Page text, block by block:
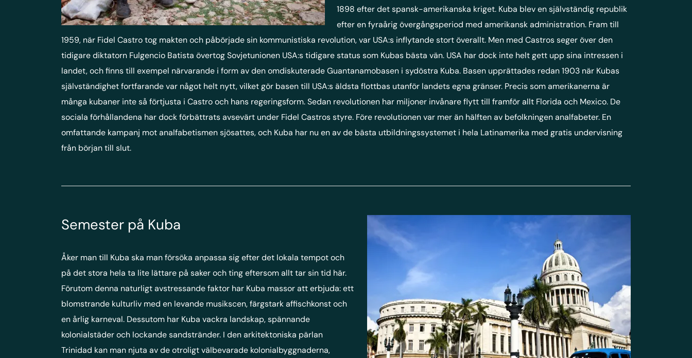
1898 efter det spansk-amerikanska kriget. Kuba blev en självständig republik
efter en fyraårig övergångsperiod med amerikansk administration. Fram till
1959, när Fidel Castro tog makten och påbörjade sin kommunistiska revolution, var USA:s inflytande stort överallt. Men med Castros seger över den
tidigare diktatorn Fulgencio Batista övertog Sovjetunionen USA:s tidigare status som Kubas bästa vän. USA har dock inte helt gett upp sina intressen i
landet, och finns till exempel närvarande i form av den omdiskuterade Guantanamobasen i sydöstra Kuba. Basen upprättades redan 1903 när Kubas
självständighet fortfarande var något helt nytt, vilket gör basen till USA:s äldsta flottbas utanför landets egna gränser. Precis som amerikanerna är
många kubaner inte så förtjusta i Castro och hans regeringsform. Sedan revolutionen har miljoner invånare flytt till framför allt Florida och Mexico. De
sociala förhållandena har dock förbättrats avsevärt under Fidel Castros styre. Före revolutionen var mer än hälften av befolkningen analfabeter. En
omfattande kampanj mot analfabetismen sjösattes, och Kuba har nu en av de bästa utbildningssystemet i hela Latinamerika med gratis undervisning
från början till slut.
Semester på Kuba
Åker man till Kuba ska man försöka anpassa sig efter det lokala tempot och
på det stora hela ta lite lättare på saker och ting eftersom allt tar sin tid här.
Förutom denna naturligt avstressande faktor har Kuba massor att erbjuda: ett
blomstrande kulturliv med en levande musikscen, färgstark affischkonst och
en årlig karneval. Dessutom har Kuba vackra landskap, spännande
kolonialstäder och lockande sandstränder. I den arkitektoniska pärlan
Trinidad kan man njuta av de otroligt välbevarade kolonialbyggnaderna,